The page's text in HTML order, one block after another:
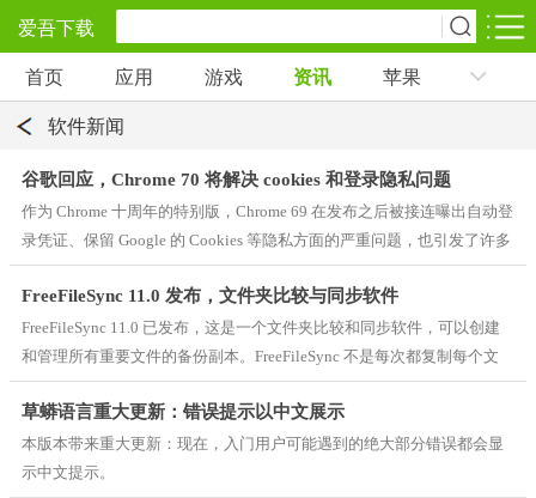
爱吾下载
安卓应用 安卓游戏
5千+款应用
2千+款应用
1万+款应用
实用工具
金融理财
网上购物
资讯阅读
1万+款应用
学习办公
3万+款应用
生活服务
2万+款应用
医疗健康
6千+款应用
母婴育儿
趣味娱乐
首页 应用 游戏 资讯
苹果
软件新闻
谷歌回应，Chrome 70 将解决 cookies 和登录隐私问题
作为 Chrome 十周年的特别版，Chrome 69 在发布之后被接连曝出自动登
录凭证、保留 Google 的 Cookies 等隐私方面的严重问题，也引发了许多
用户对 Google 的吐槽和批评，甚至是信任危机。
FreeFileSync 11.0 发布，文件夹比较与同步软件
FreeFileSync 11.0 已发布，这是一个文件夹比较和同步软件，可以创建
和管理所有重要文件的备份副本。FreeFileSync 不是每次都复制每个文
件，而是确定源文件夹与目标文件夹之间的差异，并仅传输所需的最少
数据量。FreeFileSync 适用于 Windows、macOS 与 Linu
草蟒语言重大更新：错误提示以中文展示
本版本带来重大更新：现在，入门用户可能遇到的绝大部分错误都会显
示中文提示。